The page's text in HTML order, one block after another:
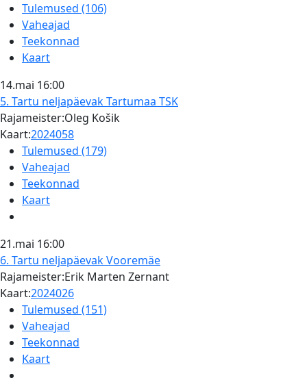
Tulemused (106)
Vaheajad
Teekonnad
Kaart
14.mai 16:00
5. Tartu neljapäevakTartumaa TSK
Rajameister:Oleg Košik
Kaart:2024058
Tulemused (179)
Vaheajad
Teekonnad
Kaart
21.mai 16:00
6. Tartu neljapäevakVooremäe
Rajameister:Erik Marten Zernant
Kaart:2024026
Tulemused (151)
Vaheajad
Teekonnad
Kaart